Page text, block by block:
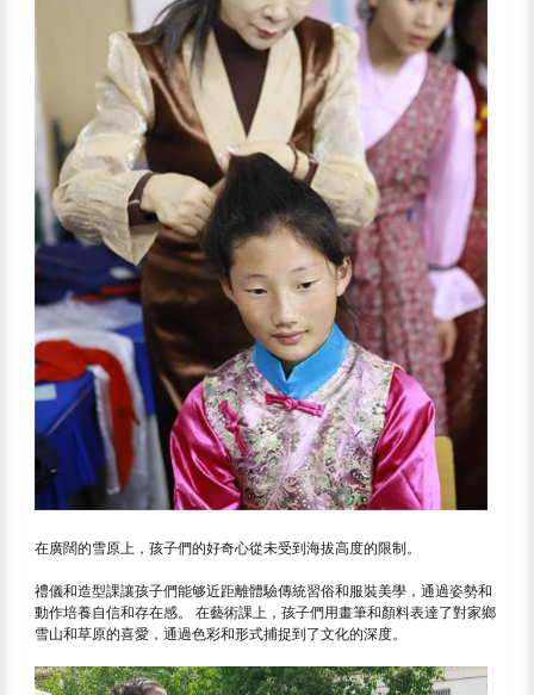
在廣闊的雪原上，孩子們的好奇心從未受到海拔高度的限制。
禮儀和造型課讓孩子們能够近距離體驗傳統習俗和服裝美學，通過姿勢和
動作培養自信和存在感。 在藝術課上，孩子們用畫筆和顏料表達了對家鄉
雪山和草原的喜愛，通過色彩和形式捕捉到了文化的深度。